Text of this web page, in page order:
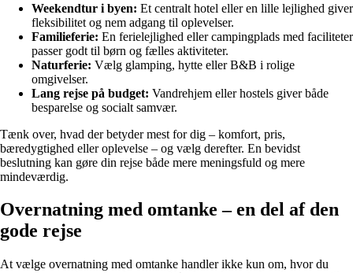
Weekendtur i byen: Et centralt hotel eller en lille lejlighed giver
fleksibilitet og nem adgang til oplevelser.
Familieferie: En ferielejlighed eller campingplads med faciliteter
passer godt til børn og fælles aktiviteter.
Naturferie: Vælg glamping, hytte eller B&B i rolige
omgivelser.
Lang rejse på budget: Vandrehjem eller hostels giver både
besparelse og socialt samvær.
Tænk over, hvad der betyder mest for dig – komfort, pris,
bæredygtighed eller oplevelse – og vælg derefter. En bevidst
beslutning kan gøre din rejse både mere meningsfuld og mere
mindeværdig.
Overnatning med omtanke – en del af den
gode rejse
At vælge overnatning med omtanke handler ikke kun om, hvor du